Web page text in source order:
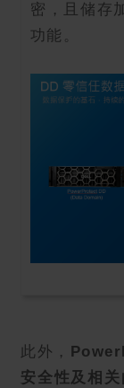
密，且储存
功能。
此外，
安全性及相